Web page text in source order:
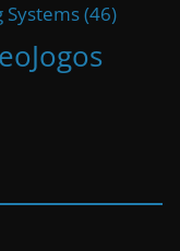
Systems(46)